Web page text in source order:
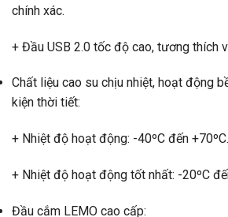
chính xác.
+ Đầu USB 2.0 tốc độ cao, tương thích
Chất liệu cao su chịu nhiệt, hoạt động
kiện thời tiết:
+ Nhiệt độ hoạt động: -40ºC đến +70ºC.
+ Nhiệt độ hoạt động tốt nhất: -20ºC
Đầu cắm LEMO cao cấp: